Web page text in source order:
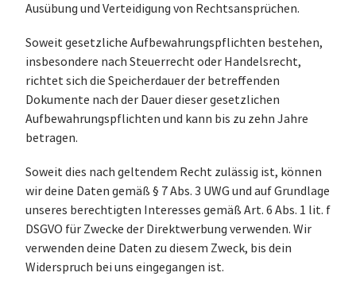
Ausübung und Verteidigung von Rechtsansprüchen.
Soweit gesetzliche Aufbewahrungspflichten bestehen,
insbesondere nach Steuerrecht oder Handelsrecht,
richtet sich die Speicherdauer der betreffenden
Dokumente nach der Dauer dieser gesetzlichen
Aufbewahrungspflichten und kann bis zu zehn Jahre
betragen.
Soweit dies nach geltendem Recht zulässig ist, können
wir deine Daten gemäß § 7 Abs. 3 UWG und auf Grundlage
unseres berechtigten Interesses gemäß Art. 6 Abs. 1 lit. f
DSGVO für Zwecke der Direktwerbung verwenden. Wir
verwenden deine Daten zu diesem Zweck, bis dein
Widerspruch bei uns eingegangen ist.